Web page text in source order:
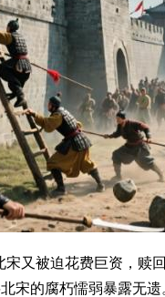
又被迫花费巨资，赎
宋的腐朽懦弱暴露无